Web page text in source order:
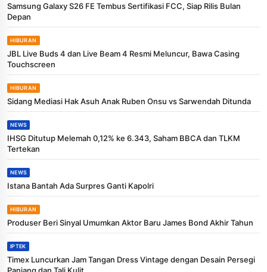
Samsung Galaxy S26 FE Tembus Sertifikasi FCC, Siap Rilis Bulan
Depan
HIBURAN
JBL Live Buds 4 dan Live Beam 4 Resmi Meluncur, Bawa Casing
Touchscreen
HIBURAN
Sidang Mediasi Hak Asuh Anak Ruben Onsu vs Sarwendah Ditunda
NEWS
IHSG Ditutup Melemah 0,12% ke 6.343, Saham BBCA dan TLKM
Tertekan
NEWS
Istana Bantah Ada Surpres Ganti Kapolri
HIBURAN
Produser Beri Sinyal Umumkan Aktor Baru James Bond Akhir Tahun
IPTEK
Timex Luncurkan Jam Tangan Dress Vintage dengan Desain Persegi
Panjang dan Tali Kulit